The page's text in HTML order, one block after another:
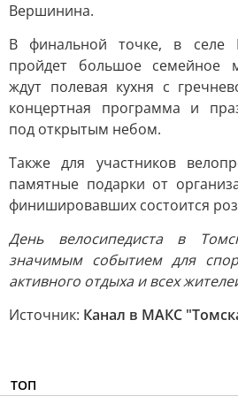
Вершинина.
В финальной точке, в селе
пройдет большое семейное
ждут полевая кухня с
концертная программа и
под открытым небом.
Также для участников
памятные подарки от
финишировавших состоится
День велосипедиста в
значимым событием для
активного отдыха и всех
Источник: Канал в МАКС
ТОП